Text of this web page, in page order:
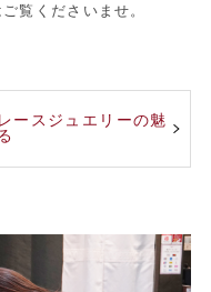
覧くださいませ。
ースジュエリーの魅